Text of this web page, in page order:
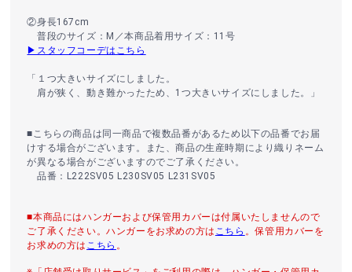
②身長167cm
普段のサイズ：M／本商品着用サイズ：11号
▶スタッフコーデはこちら
「１つ大きいサイズにしました。
肩が狭く、動き難かったため、1つ大きいサイズにしました。」
■こちらの商品は同一商品で複数品番があるため以下の品番でお届
けする場合がございます。また、商品の生産時期により織りネーム
が異なる場合がございますのでご了承ください。
品番：L222SV05 L230SV05 L231SV05
■本商品にはハンガーおよび保管用カバーは付属いたしませんので
ご了承ください。ハンガーをお求めの方は こちら 。保管用カバーを
お求めの方は こちら 。